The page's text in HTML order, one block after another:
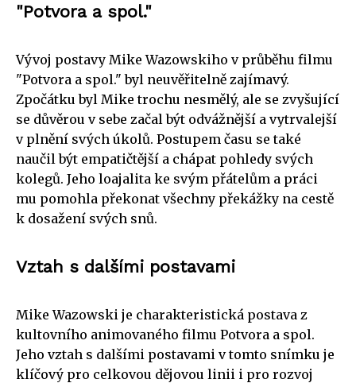
"Potvora a spol."
Vývoj postavy Mike Wazowskiho v průběhu filmu
"Potvora a spol." byl neuvěřitelně zajímavý.
Zpočátku byl Mike trochu nesmělý, ale se zvyšující
se důvěrou v sebe začal být odvážnější a vytrvalejší
v plnění svých úkolů. Postupem času se také
naučil být empatičtější a chápat pohledy svých
kolegů. Jeho loajalita ke svým přátelům a práci
mu pomohla překonat všechny překážky na cestě
k dosažení svých snů.
Vztah s dalšími postavami
Mike Wazowski je charakteristická postava z
kultovního animovaného filmu Potvora a spol.
Jeho vztah s dalšími postavami v tomto snímku je
klíčový pro celkovou dějovou linii i pro rozvoj